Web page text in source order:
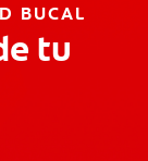
BUCAL
tu